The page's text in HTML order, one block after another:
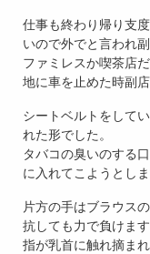
仕事も終わり帰り支
いので外でと言われ
ファミレスか喫茶店
地に車を止めた時副
シートベルトをして
れた形でした。
タバコの臭いのする
に入れてこようとしま
片方の手はブラウス
抗しても力で負けます
指が乳首に触れ摘ま